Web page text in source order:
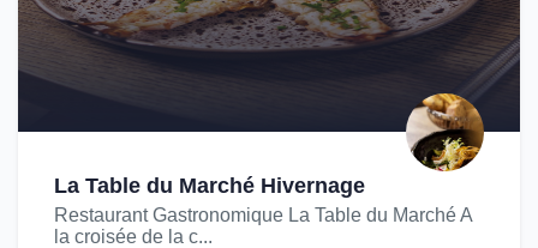
La Table du Marché Hivernage
Restaurant Gastronomique La Table du Marché A
la croisée de la c...